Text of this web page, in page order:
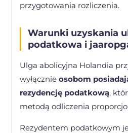
przygotowania rozliczenia.
Warunki uzyskania
podatkowa i
Ulga abolicyjna Holandia
wyłącznieosobom
rezydencję podatkową,
metodą odliczenia
Rezydentem podatkowym